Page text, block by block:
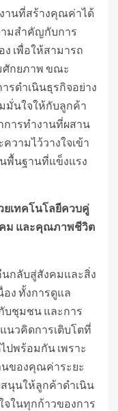
านที่สร้างคุณค่าได้
มสำคัญกับการ
เพื่อให้สามารถ
ศักยภาพ ขณะ
รดำเนินธุรกิจอย่าง
มั่นใจให้กับลูกค้า
การทำงานที่ผสาน
วามไว้วางใจเข้า
พื้นฐานที่แข็งแรง
ยเทคโนโลยีควบคู่
คม และคุณภาพชีวิต
นกลับสู่สังคมและสิ่ง
อง ทั้งการดูแล
บชุมชน และการ
วคิดการเติบโตที่
พร้อมกัน เพราะ
นของคุณค่าระยะ
นุนให้ลูกค้าดำเนิน
จในทุกก้าวของการ